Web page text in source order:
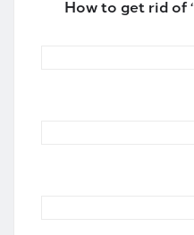
How to get rid of